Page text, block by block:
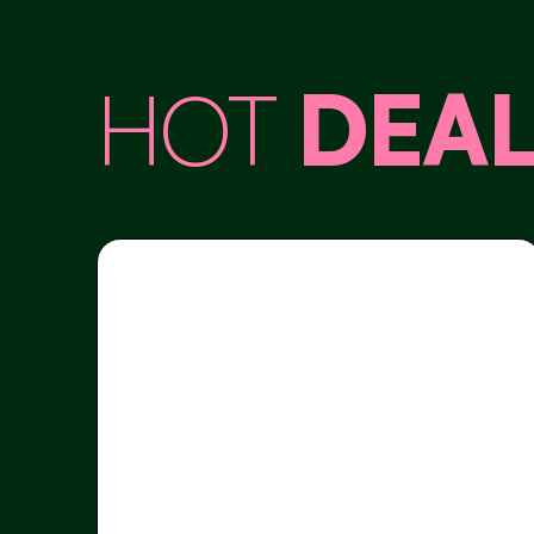
HOT